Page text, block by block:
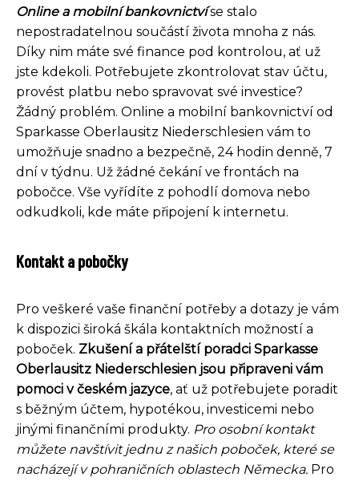
Online a mobilní bankovnictvíse stalo
nepostradatelnou součástí života mnoha z nás.
Díky nim máte své finance pod kontrolou, ať už
jste kdekoli. Potřebujete zkontrolovat stav účtu,
provést platbu nebo spravovat své investice?
Žádný problém. Online a mobilní bankovnictví od
Sparkasse Oberlausitz Niederschlesien vám to
umožňuje snadno a bezpečně, 24 hodin denně, 7
dní v týdnu. Už žádné čekání ve frontách na
pobočce. Vše vyřídíte z pohodlí domova nebo
odkudkoli, kde máte připojení k internetu.
Kontakt a pobočky
Pro veškeré vaše finanční potřeby a dotazy je vám
k dispozici široká škála kontaktních možností a
poboček. Zkušení a přátelští poradci Sparkasse
Oberlausitz Niederschlesien jsou připraveni vám
pomoci v českém jazyce, ať už potřebujete poradit
s běžným účtem, hypotékou, investicemi nebo
jinými finančními produkty. Pro osobní kontakt
můžete navštívit jednu z našich poboček, které se
nacházejí v pohraničních oblastech Německa. Pro